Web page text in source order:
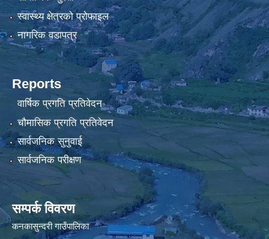
स्वास्थ्य क्षेत्रको प्रोफाइल
नागरिक वडापत्र
Reports
वार्षिक प्रगति प्रतिवेदन
चौमासिक प्रगति प्रतिवेदन
सार्वजनिक सुनुवाई
सार्वजनिक परीक्षण
सम्पर्क विवरण
कनकासुन्दरी गाउँपालिका